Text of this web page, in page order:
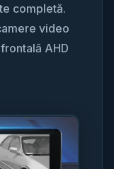
completă.
video
AHD